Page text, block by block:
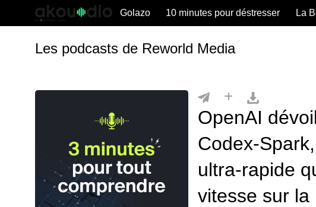
Golazo 10 minutes pour déstresser La
Les podcasts de Reworld Media
OpenAI
Codex-
ultra-rapide
vitesse sur la